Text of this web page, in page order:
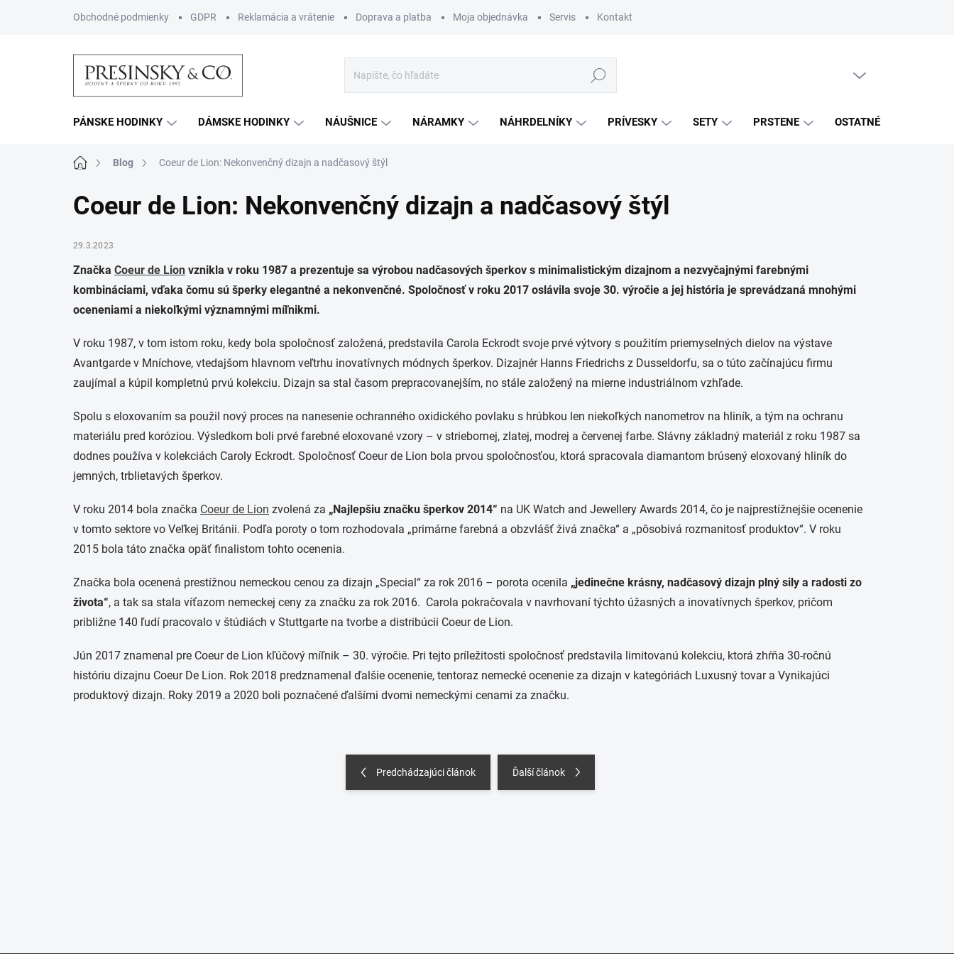
Obchodné podmienky GDPR Reklamácia a vrátenie Doprava a platba Moja objednávka Servis Kontakt
Hľadať
PÁNSKE HODINKY DÁMSKE HODINKY NÁUŠNICE NÁRAMKY NÁHRDELNÍKY PRÍVESKY SETY PRSTENE OSTATNÉ
DomovBlog Coeur de Lion: Nekonvenčný dizajn a nadčasový štýl
Coeur de Lion: Nekonvenčný dizajn a nadčasový štýl
29.3.2023
Značka Coeur de Lion vznikla v roku 1987 a prezentuje sa výrobou nadčasových šperkov s minimalistickým dizajnom a nezvyčajnými farebnými
kombináciami, vďaka čomu sú šperky elegantné a nekonvenčné. Spoločnosť v roku 2017 oslávila svoje 30. výročie a jej história je sprevádzaná mnohými
oceneniami a niekoľkými významnými míľnikmi.
V roku 1987, v tom istom roku, kedy bola spoločnosť založená, predstavila Carola Eckrodt svoje prvé výtvory s použitím priemyselných dielov na výstave
Avantgarde v Mníchove, vtedajšom hlavnom veľtrhu inovatívnych módnych šperkov. Dizajnér Hanns Friedrichs z Dusseldorfu, sa o túto začínajúcu firmu
zaujímal a kúpil kompletnú prvú kolekciu. Dizajn sa stal časom prepracovanejším, no stále založený na mierne industriálnom vzhľade.
Spolu s eloxovaním sa použil nový proces na nanesenie ochranného oxidického povlaku s hrúbkou len niekoľkých nanometrov na hliník, a tým na ochranu
materiálu pred koróziou. Výsledkom boli prvé farebné eloxované vzory – v striebornej, zlatej, modrej a červenej farbe. Slávny základný materiál z roku 1987 sa
dodnes používa v kolekciách Caroly Eckrodt. Spoločnosť Coeur de Lion bola prvou spoločnosťou, ktorá spracovala diamantom brúsený eloxovaný hliník do
jemných, trblietavých šperkov.
V roku 2014 bola značka Coeur de Lion zvolená za „Najlepšiu značku šperkov 2014“ na UK Watch and Jewellery Awards 2014, čo je najprestížnejšie ocenenie
v tomto sektore vo Veľkej Británii. Podľa poroty o tom rozhodovala „primárne farebná a obzvlášť živá značka“ a „pôsobivá rozmanitosť produktov“. V roku
2015 bola táto značka opäť finalistom tohto ocenenia.
Značka bola ocenená prestížnou nemeckou cenou za dizajn „Special“ za rok 2016 – porota ocenila „jedinečne krásny, nadčasový dizajn plný sily a radosti zo
života“, a tak sa stala víťazom nemeckej ceny za značku za rok 2016. Carola pokračovala v navrhovaní týchto úžasných a inovatívnych šperkov, pričom
približne 140 ľudí pracovalo v štúdiách v Stuttgarte na tvorbe a distribúcii Coeur de Lion.
Jún 2017 znamenal pre Coeur de Lion kľúčový míľnik – 30. výročie. Pri tejto príležitosti spoločnosť predstavila limitovanú kolekciu, ktorá zhŕňa 30-ročnú
históriu dizajnu Coeur De Lion. Rok 2018 predznamenal ďalšie ocenenie, tentoraz nemecké ocenenie za dizajn v kategóriách Luxusný tovar a Vynikajúci
produktový dizajn. Roky 2019 a 2020 boli poznačené ďalšími dvomi nemeckými cenami za značku.
Predchádzajúci článok Ďalší článok